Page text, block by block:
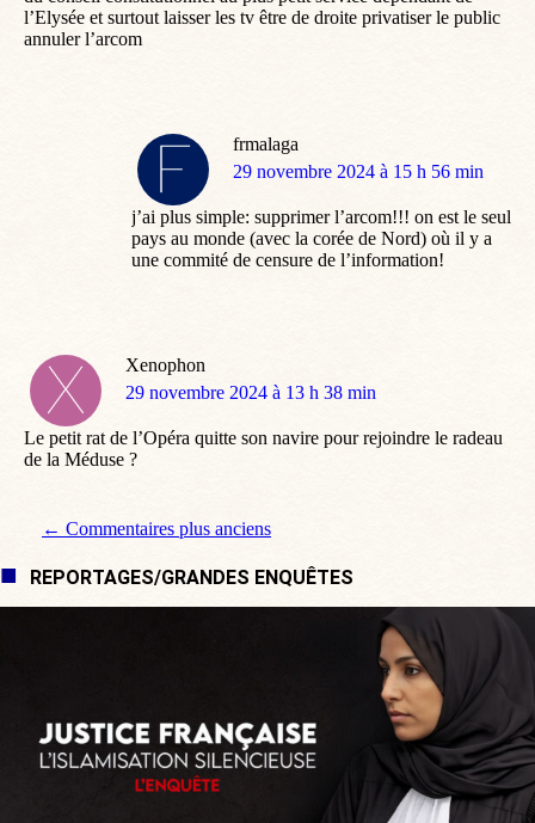
l’Elysée et surtout laisser les tv être de droite privatiser le public
annuler l’arcom
frmalaga
dit
29 novembre 2024 à 15 h 56 min
j’ai plus simple: supprimer l’arcom!!! on est le seul
pays au monde (avec la corée de Nord) où il y a
une commité de censure de l’information!
Xenophon
dit
29 novembre 2024 à 13 h 38 min
Le petit rat de l’Opéra quitte son navire pour rejoindre le radeau
de la Méduse ?
Navigation de commentaire
← Commentaires plus anciens
REPORTAGES/GRANDES ENQUÊTES